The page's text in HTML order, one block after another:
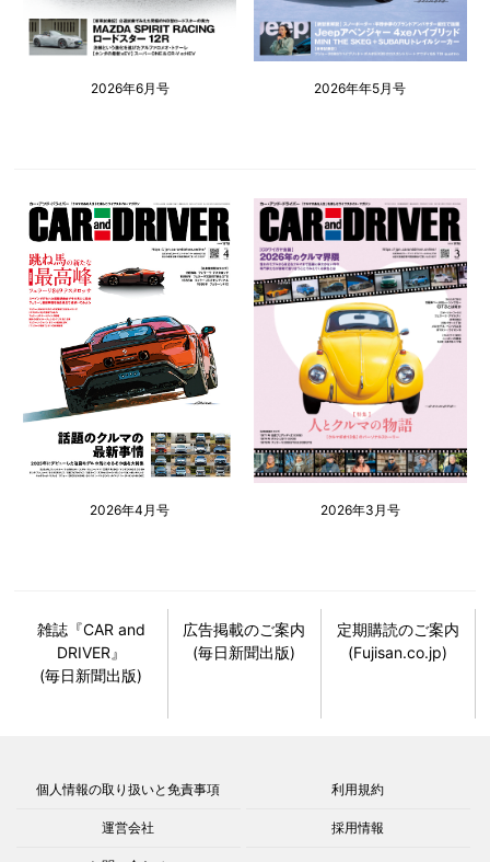
2026年6月号 2026年年5月号
2026年4月号 2026年3月号
雑誌『CAR and
DRIVER』
(毎日新聞出版)
広告掲載のご案内
(毎日新聞出版)
定期購読のご案内
(Fujisan.co.jp)
個人情報の取り扱いと免責事項 利用規約
運営会社 採用情報